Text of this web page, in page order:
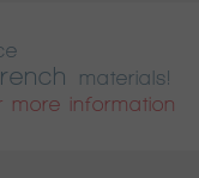
materials!
more information